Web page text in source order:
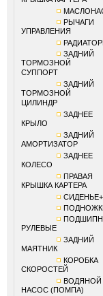
РЫЧАГИ
УПРАВЛЕНИЯ
ЗАДНИЙ
ТОРМОЗНОЙ
СУППОРТ
ЗАДНИЙ
ТОРМОЗНОЙ
ЦИЛИНДР
ЗАДНЕЕ
КРЫЛО
ЗАДНИЙ
АМОРТИЗАТОР
ЗАДНЕЕ
КОЛЕСО
ПРАВАЯ
КРЫШКА КАРТЕРА
РУЛЕВЫЕ
ЗАДНИЙ
МАЯТНИК
КОРОБКА
СКОРОСТЕЙ
ВОДЯНОЙ
НАСОС (ПОМПА)